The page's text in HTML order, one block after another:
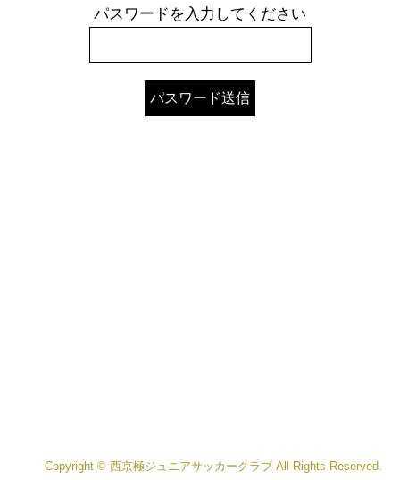
パスワードを入力してください
Copyright © 西京極ジュニアサッカークラブ All Rights Reserved.